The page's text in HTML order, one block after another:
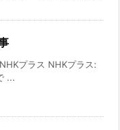
プラス NHKプラス:
...